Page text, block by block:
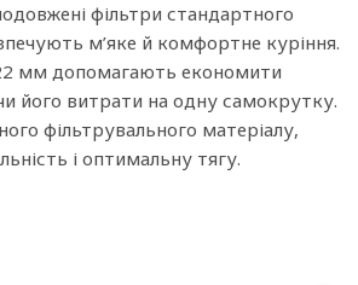
фільтри стандартного
м’яке й комфортне куріння.
мм допомагають економити
його витрати на одну самокрутку.
фільтрувального матеріалу,
і оптимальну тягу.